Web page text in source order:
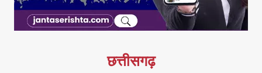
छत्तीसगढ़